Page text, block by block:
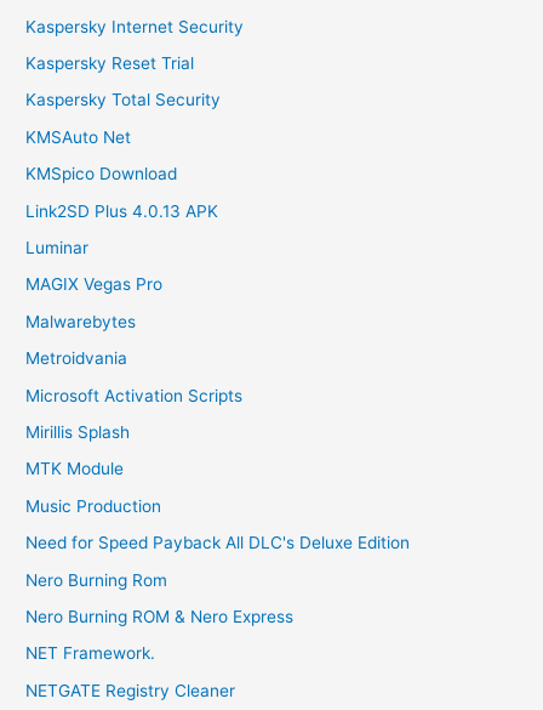
Kaspersky Internet Security
Kaspersky Reset Trial
Kaspersky Total Security
KMSAuto Net
KMSpico Download
Link2SD Plus 4.0.13 APK
Luminar
MAGIX Vegas Pro
Malwarebytes
Metroidvania
Microsoft Activation Scripts
Mirillis Splash
MTK Module
Music Production
Need for Speed Payback All DLC's Deluxe Edition
Nero Burning Rom
Nero Burning ROM & Nero Express
NET Framework.
NETGATE Registry Cleaner